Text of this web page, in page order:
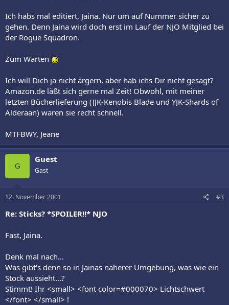
Ich habs mal editiert, Jaina. Nur um auf Nummer sicher zu
gehen. Denn Jaina wird doch erst im Lauf der NJO Mitglied bei
der Rogue Squadron.
Zum Warten
Ich will Dich ja nicht ärgern, aber hab ichs Dir nicht gesagt?
Amazon.de läßt sich gerne mal Zeit! Obwohl, mit meiner
letzten Bücherlieferung (JJK-Kenobis Blade und YJK-Shards of
Alderaan) waren sie recht schnell.
MTFBWY, Jeane
G
Guest
Gast
12. November 2001 #3
Re: Sticks? *SPOILER!!* NJO
Fast, Jaina.
Denk mal nach...
Was gibt's denn so in Jainas näherer Umgebung, was wie ein
Stock aussieht...?
Stimmt! Ihr <small> <font color=#000070> Lichtschwert
</font> </small> !